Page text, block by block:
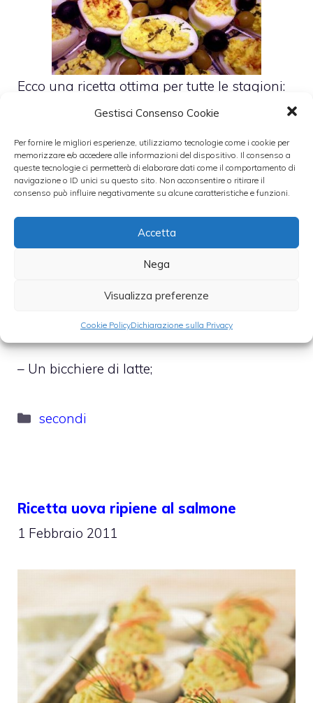
Gestisci Consenso Cookie
Per fornire le migliori esperienze, utilizziamo tecnologie come i cookie per
memorizzare e/o accedere alle informazioni del dispositivo. Il consenso a
queste tecnologie ci permetterà di elaborare dati come il comportamento di
navigazione o ID unici su questo sito. Non acconsentire o ritirare il
consenso può influire negativamente su alcune caratteristiche e funzioni.
Accetta
Nega
Visualizza preferenze
Cookie PolicyDichiarazione sulla Privacy
Ecco una ricetta ottima per tutte le stagioni:
uova ripiene. Cucinarle è abbastanza
qualità e di un pò di buona volontà.
Ingredienti
– 20 grammi di mollica di pane;
– Un bicchiere di latte;
Categorie
secondi
Ricetta uova ripiene al salmone
1 Febbraio 2011